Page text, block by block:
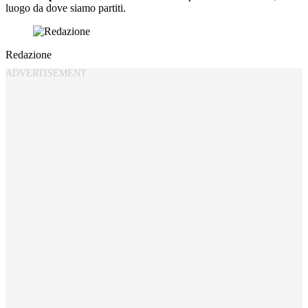
luogo da dove siamo partiti.
Redazione